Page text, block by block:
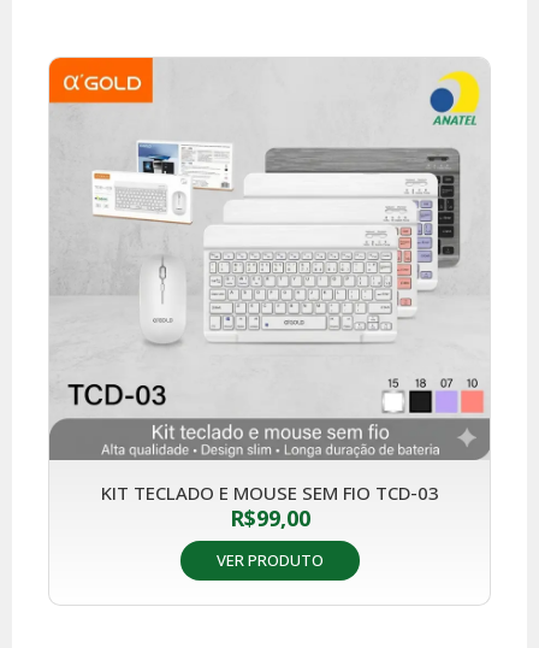
KIT TECLADO E MOUSE SEM FIO TCD-03
R$99,00
VER PRODUTO